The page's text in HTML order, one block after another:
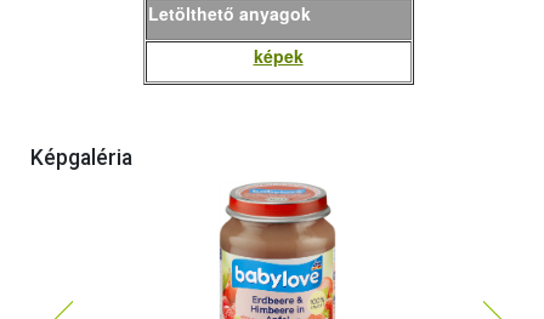
Letölthető anyagok
képek
Képgaléria